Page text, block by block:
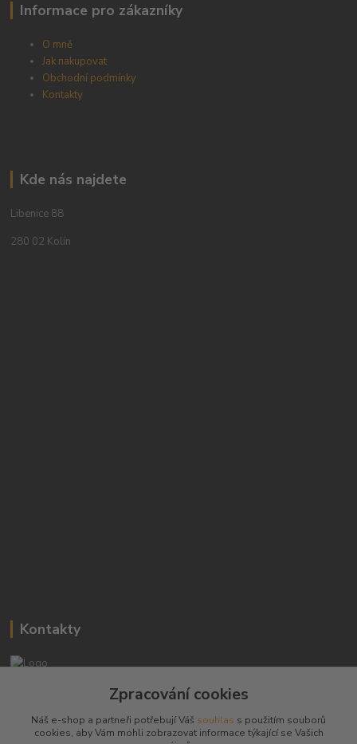
Informace pro zákazníky
O mně
Jak nakupovat
Obchodní podmínky
Kontakty
Kde nás najdete
Libenice 88
280 02 Kolín
Kontakty
+420 603794370
zbranenaboje@seznam.cz
Zpracování cookies
Náš e-shop a partneři potřebují Váš souhlas s použitím souborů
cookies, aby Vám mohli zobrazovat informace týkající se Vašich